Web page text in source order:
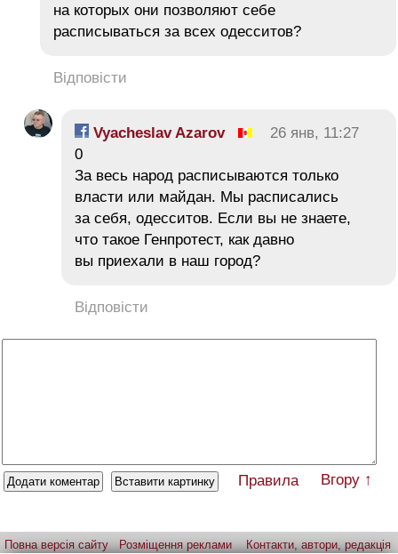
на которых они позволяют себе
расписываться за всех одесситов?
Відповісти
Vyacheslav Azarov
26 янв, 11:27
0
За весь народ расписываются только
власти или майдан. Мы расписались
за себя, одесситов. Если вы не знаете,
что такое Генпротест, как давно
вы приехали в наш город?
Відповісти
Правила Вгору ↑
Повна версія сайту Розміщення реклами Контакти, автори, редакція